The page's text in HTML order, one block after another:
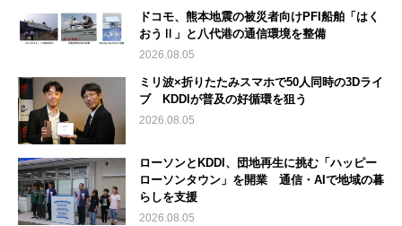
ドコモ、熊本地震の被災者向けPFI船舶「はく
おうⅡ」と八代港の通信環境を整備
2026.08.05
ミリ波×折りたたみスマホで50人同時の3Dライ
ブ KDDIが普及の好循環を狙う
2026.08.05
ローソンとKDDI、団地再生に挑む「ハッピー
ローソンタウン」を開業 通信・AIで地域の暮
らしを支援
2026.08.05